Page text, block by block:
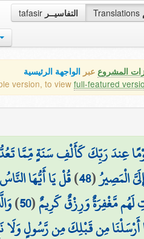
tafasir التفاسيــر Translations
المشروع عبر الواجهة الرئيسية
version, to view full-featured
عِندَ رَبِّكَ كَأَلْفِ سَنَةٍ مِّمَّا
الْمَصِيرُ(
48
)قُلْ يَا أَيُّهَا
لَهُم مَّغْفِرَةٌ وَرِزْقٌ كَرِيمٌ(
50
)
أَرْسَلْنَا مِن قَبْلِكَ مِن رَّسُولٍ وَلَا